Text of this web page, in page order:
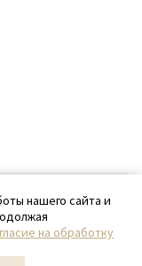
нашего сайта и
на обработку